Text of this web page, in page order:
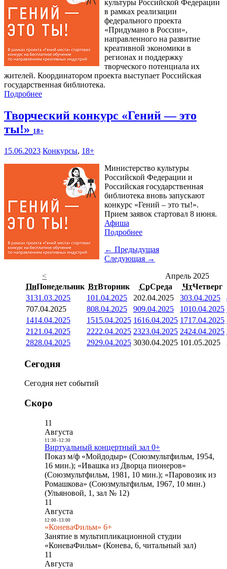
культуры Российской Федерации
в рамках реализации
федерального проекта
«Придумано в России»,
направленного на развитие
креативной экономики в
регионах и поддержку
творческого потенциала их
жителей. Координатором проекта выступает Российская
государственная библиотека.
Подробнее
Творческий конкурс «Гений — это
ты!» 18+
15.06.2023 Конкурсы, 18+
Министерство культуры
Российской Федерации и
Российская государственная
библиотека вновь запускают
конкурс «Гений – это ты!».
Прием заявок стартовал 8 июня.
Афиша
Подробнее
← Предыдущая
Следующая →
<
Апрель 2025
ПнПонедельник ВтВторник СрСреда ЧтЧетверг
3131.03.2025 101.04.2025 202.04.2025 303.04.2025
707.04.2025 808.04.2025 909.04.2025 1010.04.2025
1414.04.2025 1515.04.2025 1616.04.2025 1717.04.2025
21 21.04.2025 2222.04.2025 2323.04.2025 2424.04.2025
2828.04.2025 2929.04.2025 3030.04.2025 101.05.2025
Сегодня
Сегодня нет событий
Скоро
11
Августа
11:30- 12:30
Виртуальный концертный зал 0+
Показ м/ф «Мойдодыр» (Союзмультфильм, 1954,
16 мин.); «Ивашка из Дворца пионеров»
(Союзмультфильм, 1981, 10 мин.); «Паровозик из
Ромашкова» (Союзмультфильм, 1967, 10 мин.)
(Ульяновой, 1, зал № 12)
11
Августа
12:00- 13:00
«КоневаФильм» 6+
Занятие в мультипликационной студии
«КоневаФильм» (Конева, 6, читальный зал)
11
Августа